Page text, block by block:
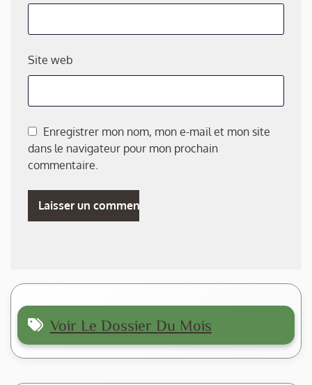
Site web
Enregistrer mon nom, mon e-mail et mon site
dans le navigateur pour mon prochain
commentaire.
Voir Le Dossier Du Mois